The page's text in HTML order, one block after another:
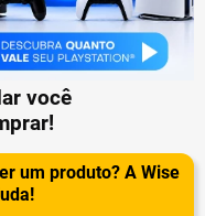
você
um produto? A Wise